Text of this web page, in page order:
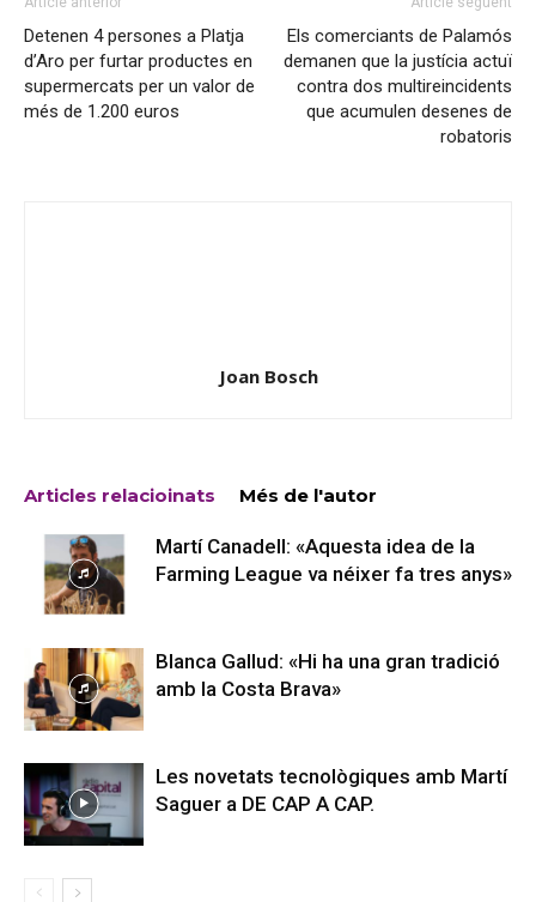
Detenen 4 persones a Platja
d’Aro per furtar productes en
supermercats per un valor de
més de 1.200 euros
Els comerciants de Palamós
demanen que la justícia actuï
contra dos multireincidents
que acumulen desenes de
robatoris
Joan Bosch
Articles relacioinats Més de l'autor
Martí Canadell: «Aquesta idea de la
Farming League va néixer fa tres anys»
Blanca Gallud: «Hi ha una gran tradició
amb la Costa Brava»
Les novetats tecnològiques amb Martí
Saguer a DE CAP A CAP.